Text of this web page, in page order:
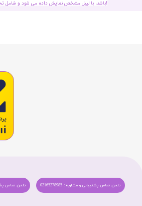
باشد، با لیبل مشخص نمایش داده می شود و شامل تخفیف ویژه می گردد!
تلفن تماس تلفن تماس پشتیبانی و مشاوره : 02165278985